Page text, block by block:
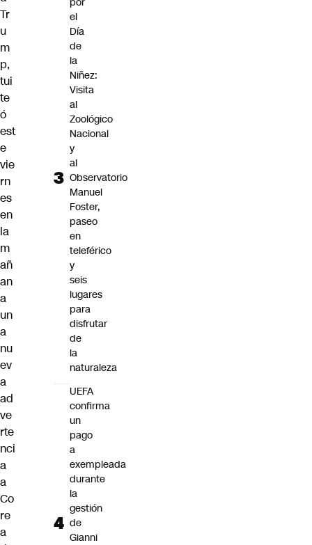
Tr
u
m
p,
tui
te
ó
est
e
vie
rn
es
en
la
m
añ
an
a
un
a
nu
ev
a
ad
ve
rte
nci
a
a
Co
re
a
el
Día
de
la
Niñez:
Visita
al
Zoológico
Nacional
y
al
Observatorio
Manuel
Foster,
paseo
en
teleférico
y
seis
lugares
para
disfrutar
de
la
naturaleza
UEFA
confirma
un
pago
a
exempleada
durante
la
gestión
de
Gianni